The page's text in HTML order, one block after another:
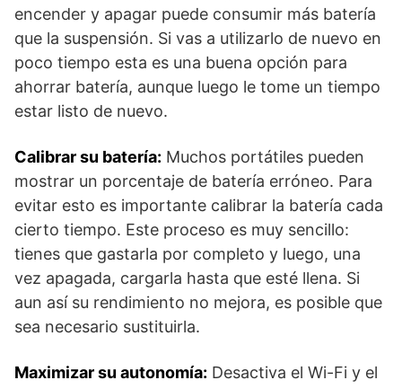
encender y apagar puede consumir más batería
que la suspensión. Si vas a utilizarlo de nuevo en
poco tiempo esta es una buena opción para
ahorrar batería, aunque luego le tome un tiempo
estar listo de nuevo.
Calibrar su batería: Muchos portátiles pueden
mostrar un porcentaje de batería erróneo. Para
evitar esto es importante calibrar la batería cada
cierto tiempo. Este proceso es muy sencillo:
tienes que gastarla por completo y luego, una
vez apagada, cargarla hasta que esté llena. Si
aun así su rendimiento no mejora, es posible que
sea necesario sustituirla.
Maximizar su autonomía: Desactiva el Wi-Fi y el